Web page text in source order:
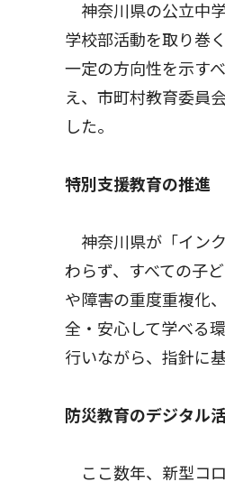
神奈川県の公立中
学校部活動を取り巻
一定の方向性を示す
え、市町村教育委員
した。
特別支援教育の推進
神奈川県が「イン
わらず、すべての子
や障害の重度重複化
全・安心して学べる
行いながら、指針に
防災教育のデジタル
ここ数年、新型コ